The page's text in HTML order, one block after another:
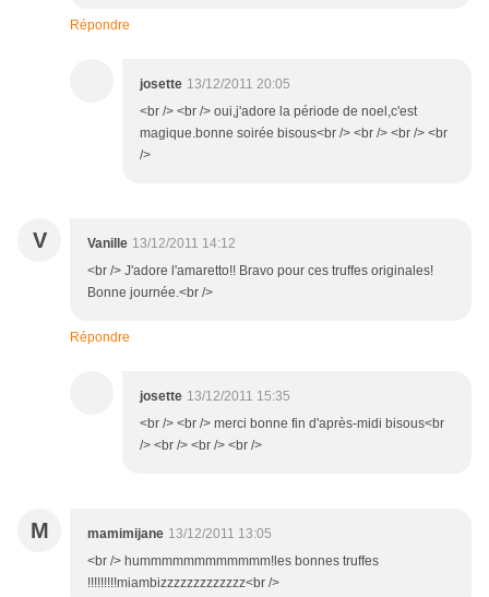
Répondre
josette 13/12/2011 20:05
<br /> <br /> oui,j'adore la période de noel,c'est
magique.bonne soirée bisous<br /> <br /> <br /> <br
/>
V Vanille 13/12/2011 14:12
<br /> J'adore l'amaretto!! Bravo pour ces truffes originales!
Bonne journée.<br />
Répondre
josette 13/12/2011 15:35
<br /> <br /> merci bonne fin d'après-midi bisous<br
/> <br /> <br /> <br />
M mamimijane 13/12/2011 13:05
<br /> hummmmmmmmmmmm!les bonnes truffes
!!!!!!!!!miambizzzzzzzzzzzzz<br />